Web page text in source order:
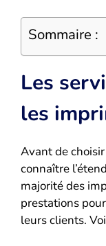
Sommaire :
Les
les
Avant de
connaître
majorité des
prestations
leurs clients.